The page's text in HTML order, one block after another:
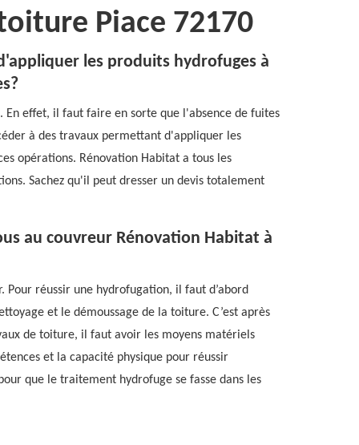
Piace 72170
les produits hydrofuges à
effet, il faut faire en sorte que l'absence de fuites
à des travaux permettant d'appliquer les
opérations. Rénovation Habitat a tous les
Sachez qu'il peut dresser un devis totalement
au couvreur Rénovation Habitat à
réussir une hydrofugation, il faut d’abord
et le démoussage de la toiture. C’est après
de toiture, il faut avoir les moyens matériels
et la capacité physique pour réussir
que le traitement hydrofuge se fasse dans les